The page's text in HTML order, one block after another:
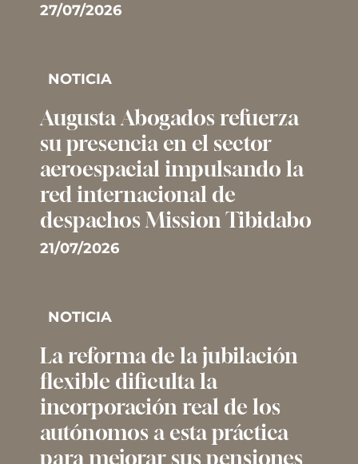
27/07/2026
NOTICIA
Augusta Abogados refuerza
su presencia en el sector
aeroespacial impulsando la
red internacional de
despachos Mission Tibidabo
21/07/2026
NOTICIA
La reforma de la jubilación
flexible dificulta la
incorporación real de los
autónomos a esta práctica
para mejorar sus pensiones